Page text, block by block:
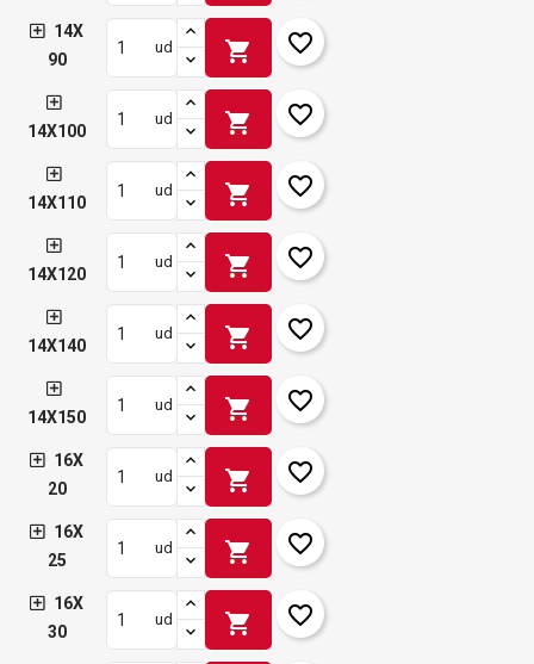
14X
90
ud shopping_cart favorite_border
14X100
ud shopping_cart favorite_border
14X110
ud shopping_cart favorite_border
14X120
ud shopping_cart favorite_border
14X140
ud shopping_cart favorite_border
14X150
ud shopping_cart favorite_border
16X
20
ud shopping_cart favorite_border
16X
25
ud shopping_cart favorite_border
16X
30
ud shopping_cart favorite_border